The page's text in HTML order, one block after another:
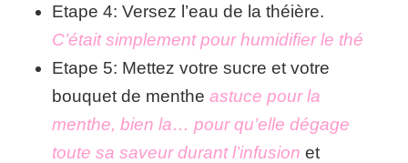
Etape 4: Versez l’eau de la théière.
C’était simplement pour humidifier le thé
Etape 5: Mettez votre sucre et votre
bouquet de mentheastuce pour la
menthe, bien la… pour qu’elle dégage
toute sa saveur durant l’infusionet